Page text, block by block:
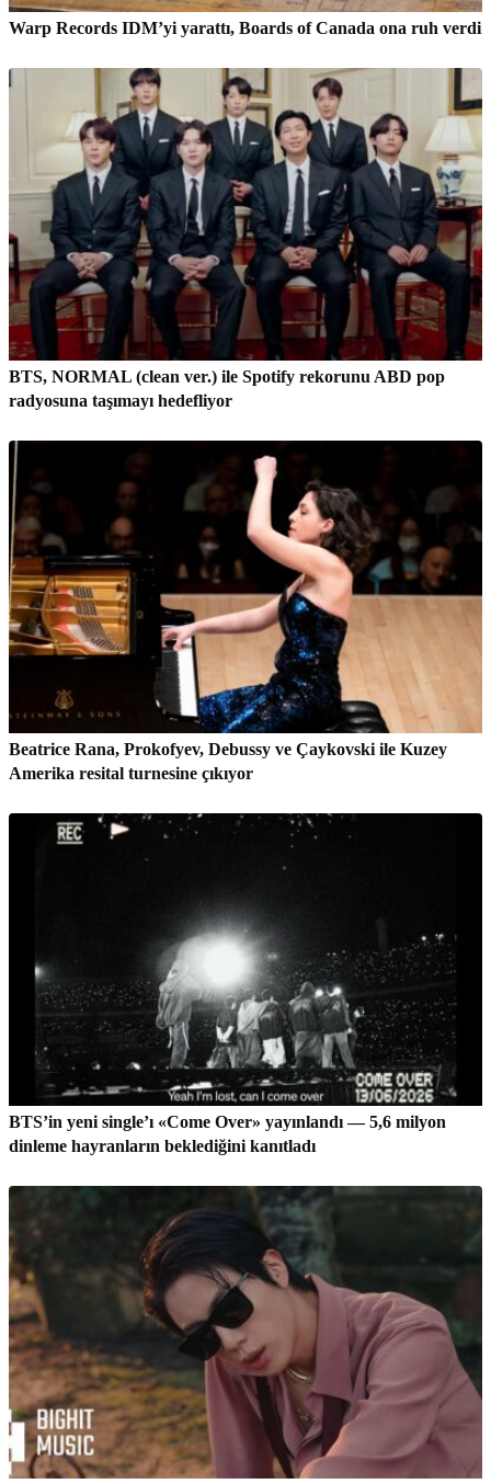
Warp Records IDM’yi yarattı, Boards of Canada ona ruh verdi
BTS, NORMAL (clean ver.) ile Spotify rekorunu ABD pop
radyosuna taşımayı hedefliyor
Beatrice Rana, Prokofyev, Debussy ve Çaykovski ile Kuzey
Amerika resital turnesine çıkıyor
BTS’in yeni single’ı «Come Over» yayınlandı — 5,6 milyon
dinleme hayranların beklediğini kanıtladı